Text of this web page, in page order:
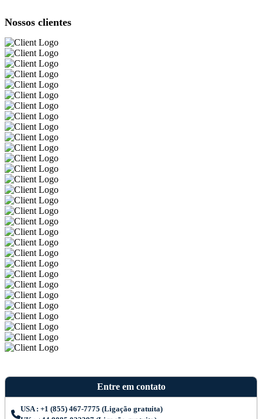
Nossos clientes
Entre em contato
USA : +1 (855) 467-7775 (Ligação gratuita)